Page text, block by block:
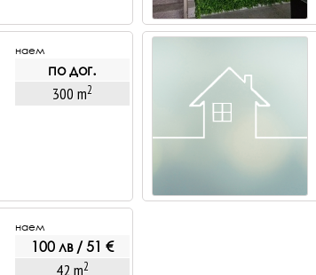
наем
по дог.
300 m2
наем
100 лв / 51 €
42 m2